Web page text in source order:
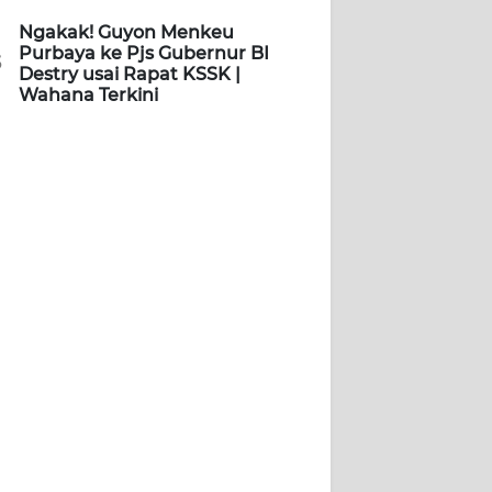
Ngakak! Guyon Menkeu
Purbaya ke Pjs Gubernur BI
Destry usai Rapat KSSK |
Wahana Terkini